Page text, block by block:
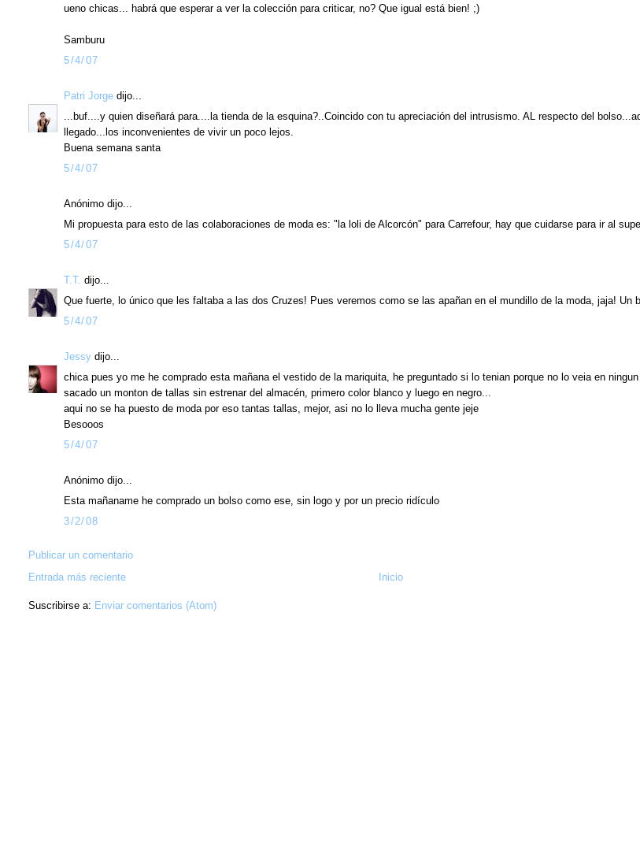
ueno chicas... habrá que esperar a ver la colección para criticar, no? Que igual está bien! ;)
Samburu
5/4/07
Patri Jorge dijo...
...buf....y quien diseñará para....la tienda de la esquina?..Coincido con tu apreciación del intrusismo. AL respecto del
llegado...los inconvenientes de vivir un poco lejos.
Buena semana santa
5/4/07
Anónimo dijo...
Mi propuesta para esto de las colaboraciones de moda es: "la loli de Alcorcón" para Carrefour, hay que cuidarse para ir al
5/4/07
T.T. dijo...
Que fuerte, lo único que les faltaba a las dos Cruzes! Pues veremos como se las apañan en el mundillo de la moda, jaja! Un
5/4/07
Jessy dijo...
chica pues yo me he comprado esta mañana el vestido de la mariquita, he preguntado si lo tenian porque no lo veia en
sacado un monton de tallas sin estrenar del almacén, primero color blanco y luego en negro...
aqui no se ha puesto de moda por eso tantas tallas, mejor, asi no lo lleva mucha gente jeje
Besooos
5/4/07
Anónimo dijo...
Esta mañaname he comprado un bolso como ese, sin logo y por un precio ridículo
3/2/08
Publicar un comentario
Entrada más reciente
Inicio
Suscribirse a: Enviar comentarios (Atom)